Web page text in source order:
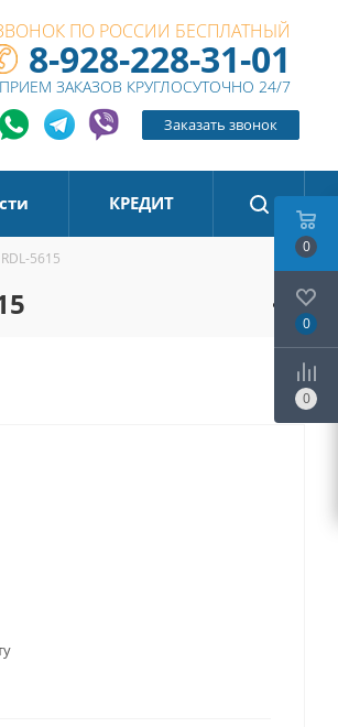
ПО РОССИИ БЕСПЛАТНЫЙ
8-928-228-31-01
ПРИЕМ ЗАКАЗОВ КРУГЛОСУТОЧНО 24/7
Заказать звонок
КРЕДИТ
5615
0
0
0